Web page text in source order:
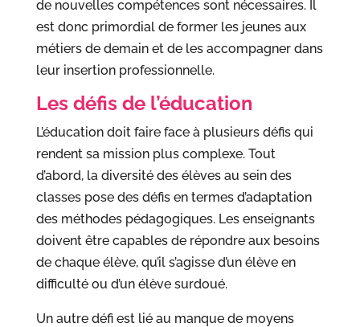
de nouvelles compétences sont nécessaires. Il
est donc primordial de former les jeunes aux
métiers de demain et de les accompagner dans
leur insertion professionnelle.
Les défis de l’éducation
L’éducation doit faire face à plusieurs défis qui
rendent sa mission plus complexe. Tout
d’abord, la diversité des élèves au sein des
classes pose des défis en termes d’adaptation
des méthodes pédagogiques. Les enseignants
doivent être capables de répondre aux besoins
de chaque élève, qu’il s’agisse d’un élève en
difficulté ou d’un élève surdoué.
Un autre défi est lié au manque de moyens